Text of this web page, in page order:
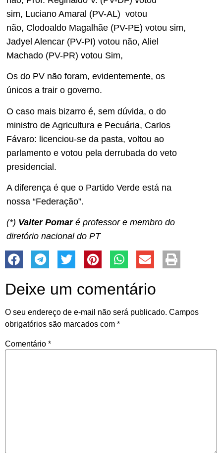
sim, Luciano Amaral (PV-AL) votou
não, Clodoaldo Magalhãe (PV-PE) votou sim,
Jadyel Alencar (PV-PI) votou não, Aliel
Machado (PV-PR) votou Sim,
Os do PV não foram, evidentemente, os
únicos a trair o governo.
O caso mais bizarro é, sem dúvida, o do
ministro de Agricultura e Pecuária, Carlos
Fávaro: licenciou-se da pasta, voltou ao
parlamento e votou pela derrubada do veto
presidencial.
A diferença é que o Partido Verde está na
nossa “Federação”.
(*) Valter Pomaré professor e membro do
diretório nacional do PT
Deixe um comentário
O seu endereço de e-mail não será publicado. Campos
obrigatórios são marcados com *
Comentário *